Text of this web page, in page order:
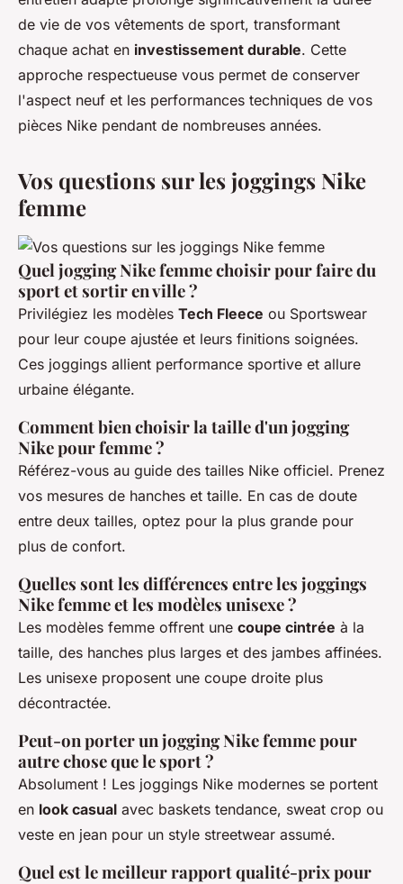
de vie de vos vêtements de sport, transformant
chaque achat en investissement durable. Cette
approche respectueuse vous permet de conserver
l'aspect neuf et les performances techniques de vos
pièces Nike pendant de nombreuses années.
Vos questions sur les joggings Nike
femme
Quel jogging Nike femme choisir pour faire du
sport et sortir en ville ?
Privilégiez les modèles Tech Fleece ou Sportswear
pour leur coupe ajustée et leurs finitions soignées.
Ces joggings allient performance sportive et allure
urbaine élégante.
Comment bien choisir la taille d'un jogging
Nike pour femme ?
Référez-vous au guide des tailles Nike officiel. Prenez
vos mesures de hanches et taille. En cas de doute
entre deux tailles, optez pour la plus grande pour
plus de confort.
Quelles sont les différences entre les joggings
Nike femme et les modèles unisexe ?
Les modèles femme offrent une coupe cintrée à la
taille, des hanches plus larges et des jambes affinées.
Les unisexe proposent une coupe droite plus
décontractée.
Peut-on porter un jogging Nike femme pour
autre chose que le sport ?
Absolument ! Les joggings Nike modernes se portent
en look casual avec baskets tendance, sweat crop ou
veste en jean pour un style streetwear assumé.
Quel est le meilleur rapport qualité-prix pour